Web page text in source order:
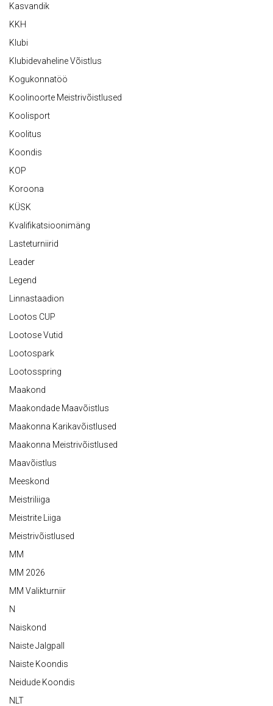
Kasvandik
KKH
Klubi
Klubidevaheline Võistlus
Kogukonnatöö
Koolinoorte Meistrivõistlused
Koolisport
Koolitus
Koondis
KOP
Koroona
KÜSK
Kvalifikatsioonimäng
Lasteturniirid
Leader
Legend
Linnastaadion
Lootos CUP
Lootose Vutid
Lootospark
Lootosspring
Maakond
Maakondade Maavõistlus
Maakonna Karikavõistlused
Maakonna Meistrivõistlused
Maavõistlus
Meeskond
Meistriliiga
Meistrite Liiga
Meistrivõistlused
MM
MM 2026
MM Valikturniir
N
Naiskond
Naiste Jalgpall
Naiste Koondis
Neidude Koondis
NLT